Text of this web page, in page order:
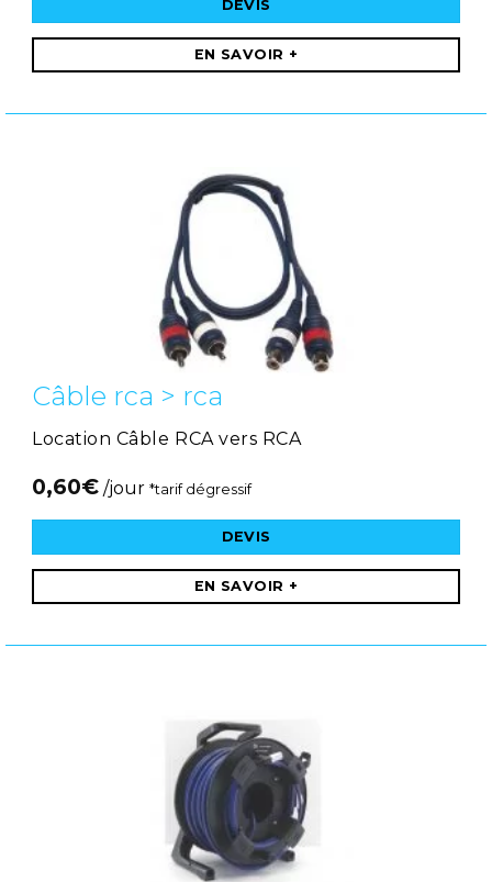
DEVIS
EN SAVOIR +
Câble rca > rca
Location Câble RCA vers RCA
0,60€ /jour *tarif dégressif
DEVIS
EN SAVOIR +